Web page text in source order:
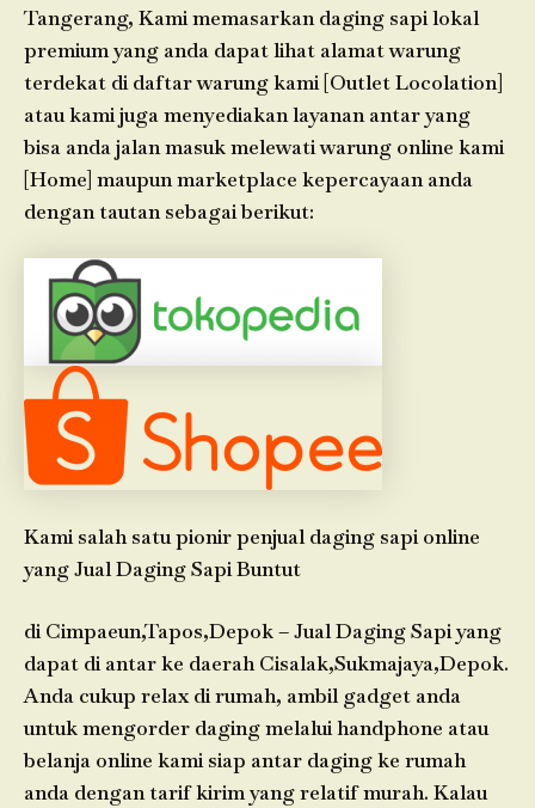
Tangerang, Kami memasarkan daging sapi lokal
premium yang anda dapat lihat alamat warung
terdekat di daftar warung kami [Outlet Locolation]
atau kami juga menyediakan layanan antar yang
bisa anda jalan masuk melewati warung online kami
[Home] maupun marketplace kepercayaan anda
dengan tautan sebagai berikut:
Kami salah satu pionir penjual daging sapi online
yang Jual Daging Sapi Buntut
di Cimpaeun,Tapos,Depok – Jual Daging Sapi yang
dapat di antar ke daerah Cisalak,Sukmajaya,Depok.
Anda cukup relax di rumah, ambil gadget anda
untuk mengorder daging melalui handphone atau
belanja online kami siap antar daging ke rumah
anda dengan tarif kirim yang relatif murah. Kalau